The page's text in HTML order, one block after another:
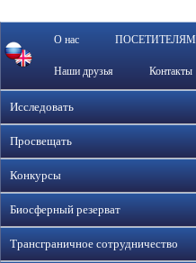
О нас ПОСЕТИТЕЛЯМ
Наши друзья Контакты
Исследовать
Просвещать
Конкурсы
Биосферный резерват
Трансграничное сотрудничество